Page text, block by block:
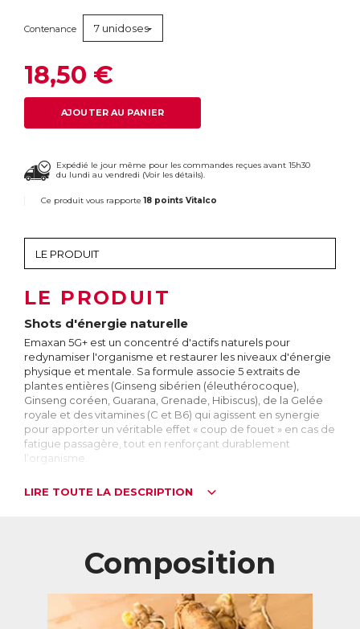
Contenance 7 unidoses
18,50 €
AJOUTER AU PANIER
Expédié le jour même pour les commandes reçues avant 15h30
du lundi au vendredi (Voir les détails).
Ce produit vous rapporte18 points Vitalco
LE PRODUIT
Shots d'énergie naturelle
Emaxan 5G+ est un concentré d'actifs naturels pour
redynamiser l'organisme et restaurer les niveaux d'énergie
physique et mentale. Sa formule associe 5 extraits de
plantes entières (Ginseng sibérien (éleuthérocoque),
Ginseng coréen, Guarana, Grenade, Hibiscus), de la Gelée
royale et des vitamines (C et B6) qui agissent en synergie
pour apporter un véritable effet « coup de fouet » en cas de
fatigue passagère, tout en renforçant durablement
l’organisme.
Facile à prendre et au bon goût de pomme, Emaxan 5G+
soutenir leurs défenses immunitaires
augmenter la résistance de l’organisme à la fatigue.
Formule naturelle garantie sans arôme, édulcorant ou
colorant artificiels. Ne contient pas de conservateur.
LIRE TOUTE LA DESCRIPTION
Composition